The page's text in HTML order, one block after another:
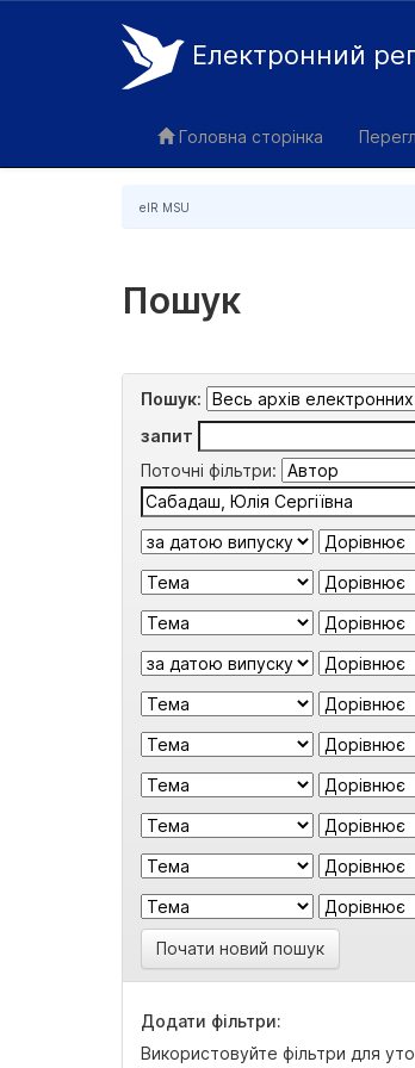
Електронний
Головна сторінка
eIR MSU
Пошук
Пошук:
запит
Поточні фільтри:
Почати новий пошук
Додати фільтри:
Використовуйте фільтри для